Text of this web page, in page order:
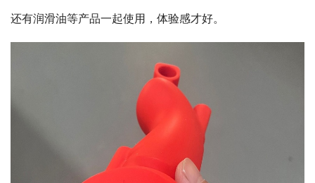
还有润滑油等产品一起使用，体验感才好。